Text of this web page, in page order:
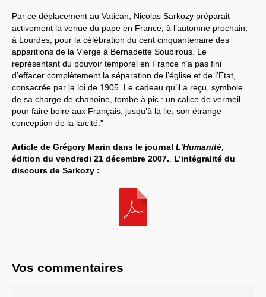
Par ce déplacement au Vatican, Nicolas Sarkozy préparait
activement la venue du pape en France, à l’automne prochain,
à Lourdes, pour la célébration du cent cinquantenaire des
apparitions de la Vierge à Bernadette Soubirous. Le
représentant du pouvoir temporel en France n’a pas fini
d’effacer complètement la séparation de l’église et de l’État,
consacrée par la loi de 1905. Le cadeau qu’il a reçu, symbole
de sa charge de chanoine, tombe à pic : un calice de vermeil
pour faire boire aux Français, jusqu’à la lie, son étrange
conception de la laïcité."
Article de Grégory Marin dans le journal L’Humanité,
édition du vendredi 21 décembre 2007.
L’intégralité du
discours de Sarkozy :
Vos commentaires